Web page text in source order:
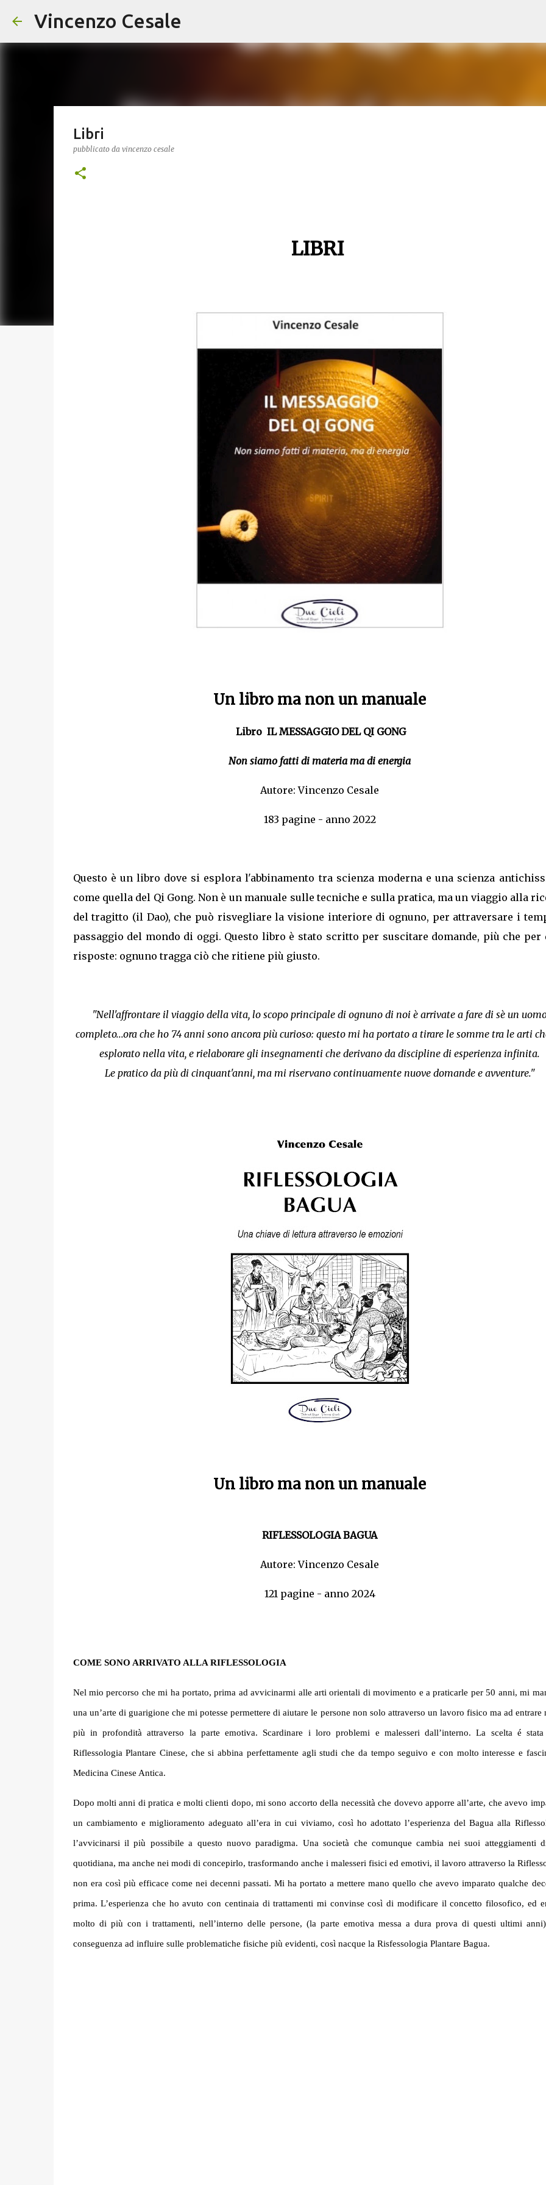
Vincenzo Cesale
Libri
pubblicato da vincenzo cesale
LIBRI
Un libro ma non un manuale
Libro IL MESSAGGIO DEL QI GONG
Non siamo fatti di materia ma di energia
Autore:Vincenzo Cesale
183 pagine - anno 2022
Questo è un libro dove si esplora l'abbinamento tra scienza moderna e una scienza
come quella del Qi Gong. Non è un manuale sulle tecniche e sulla pratica, ma un viaggio alla
del tragitto (il Dao), che può risvegliare la visione interiore di ognuno, per attraversare i
passaggio del mondo di oggi. Questo libro è stato scritto per suscitare domande, più che per
risposte: ognuno tragga ciò che ritiene più giusto.
"Nell'affrontare il viaggio della vita, lo scopo principale di ognuno di noi è arrivate a fare di sè un
completo...ora che ho 74 anni sono ancora più curioso: questo mi ha portato a tirare le somme tra le arti
esplorato nella vita, e rielaborare gli insegnamenti che derivano da discipline di esperienza infinita.
Le pratico da più di cinquant'anni, ma mi riservano continuamente nuove domande e avventure."
Un libro ma non un manuale
RIFLESSOLOGIA BAGUA
Autore:Vincenzo Cesale
121 pagine - anno 2024
COME SONO ARRIVATO ALLA RIFLESSOLOGIA
Nel mio percorso che mi ha portato, prima ad avvicinarmi alle arti orientali di movimento e a praticarle per 50 anni, mi
una un’arte di guarigione che mi potesse permettere di aiutare le persone non solo attraverso un lavoro fisico ma ad entrare
più in profondità attraverso la parte emotiva. Scardinare i loro problemi e malesseri dall’interno. La scelta é stata
Riflessologia Plantare Cinese, che si abbina perfettamente agli studi che da tempo seguivo e con molto interesse e
Medicina Cinese Antica.
Dopo molti anni di pratica e molti clienti dopo, mi sono accorto della necessità che dovevo apporre all’arte, che avevo
un cambiamento e miglioramento adeguato all’era in cui viviamo, così ho adottato l’esperienza del Bagua alla
l’avvicinarsi il più possibile a questo nuovo paradigma. Una società che comunque cambia nei suoi atteggiamenti
quotidiana, ma anche nei modi di concepirlo, trasformando anche i malesseri fisici ed emotivi, il lavoro attraverso la
non era così più efficace come nei decenni passati. Mi ha portato a mettere mano quello che avevo imparato qualche
prima. L’esperienza che ho avuto con centinaia di trattamenti mi convinse così di modificare il concetto filosofico, ed
molto di più con i trattamenti, nell’interno delle persone, (la parte emotiva messa a dura prova di questi ultimi
conseguenza ad influire sulle problematiche fisiche più evidenti, così nacque la Risfessologia Plantare Bagua.